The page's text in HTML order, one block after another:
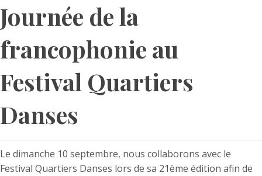
Journée de la
francophonie au
Festival Quartiers
Danses
Le dimanche 10 septembre, nous collaborons avec le
Festival Quartiers Danses lors de sa 21ème édition afin de